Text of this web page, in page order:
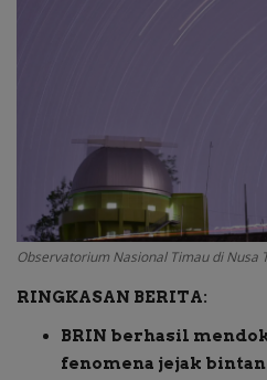
Perspektif Pakar
Pariwara
Kabar Beasiswa
Observatorium Nasional Timau di Nusa
RINGKASAN BERITA:
BRIN berhasil
fenomena jejak